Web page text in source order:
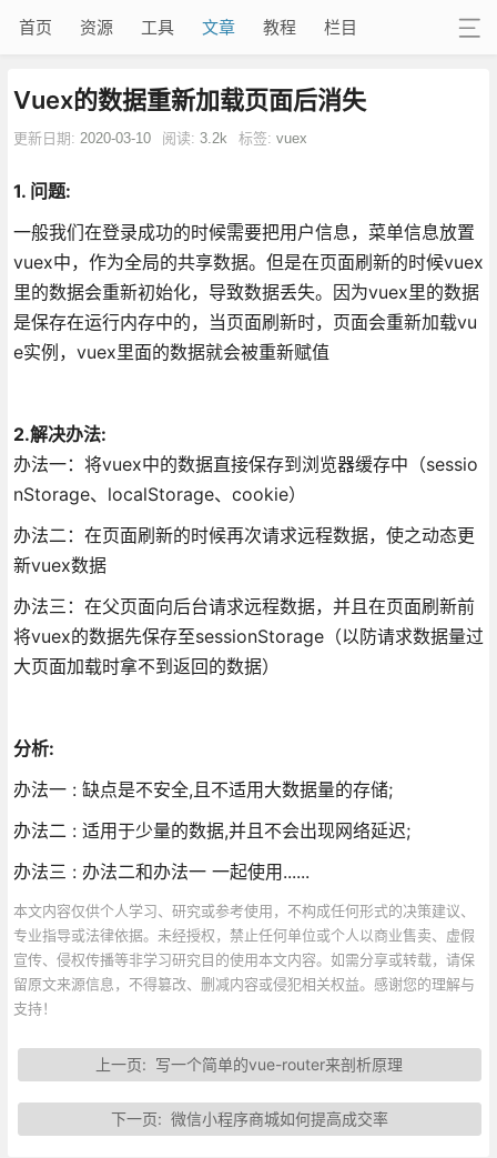
首页 资源 工具 文章 教程 栏目
Vuex的数据重新加载页面后消失
更新日期: 2020-03-10 阅读: 3.2k 标签: vuex
1. 问题:
一般我们在登录成功的时候需要把用户信息，菜单信息放置
vuex中，作为全局的共享数据。但是在页面刷新的时候vuex
里的数据会重新初始化，导致数据丢失。因为vuex里的数据
是保存在运行内存中的，当页面刷新时，页面会重新加载vu
e实例，vuex里面的数据就会被重新赋值
2.解决办法:
办法一：将vuex中的数据直接保存到浏览器缓存中（sessio
nStorage、localStorage、cookie）
办法二：在页面刷新的时候再次请求远程数据，使之动态更
新vuex数据
办法三：在父页面向后台请求远程数据，并且在页面刷新前
将vuex的数据先保存至sessionStorage（以防请求数据量过
大页面加载时拿不到返回的数据）
分析:
办法一 : 缺点是不安全,且不适用大数据量的存储;
办法二 : 适用于少量的数据,并且不会出现网络延迟;
办法三 : 办法二和办法一 一起使用......
本文内容仅供个人学习、研究或参考使用，不构成任何形式的决策建议、
专业指导或法律依据。未经授权，禁止任何单位或个人以商业售卖、虚假
宣传、侵权传播等非学习研究目的使用本文内容。如需分享或转载，请保
留原文来源信息，不得篡改、删减内容或侵犯相关权益。感谢您的理解与
支持！
上一页: 写一个简单的vue-router来剖析原理
下一页: 微信小程序商城如何提高成交率